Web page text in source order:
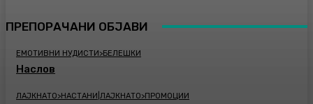
ПРЕПОРАЧАНИ ОБЈАВИ
ЕМОТИВНИ НУДИСТИ>БЕЛЕШКИ
Наслов
ЛАЈКНАТО>НАСТАНИ|ЛАЈКНАТО>ПРОМОЦИИ